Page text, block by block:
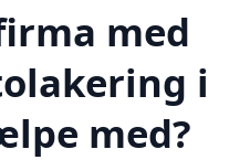
med
i
med?